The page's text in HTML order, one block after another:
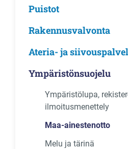
Puistot
Rakennusvalvonta
Ateria- ja
Ympäristönsuojelu
Ympäristölupa,
ilmoitusmenettely
Maa-ainestenotto
Melu ja tärinä